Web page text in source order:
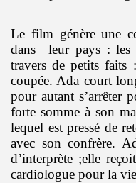
Le film génère une
dans
leur pays : les
travers de petits faits
coupée. Ada court
pour autant s’arrêter
forte somme à son
lequel est pressé de
avec son confrère.
d’interprète ;elle
cardiologue pour la